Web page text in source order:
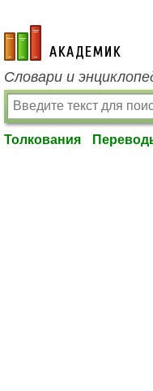
academic.ru
Словари и
Толкования